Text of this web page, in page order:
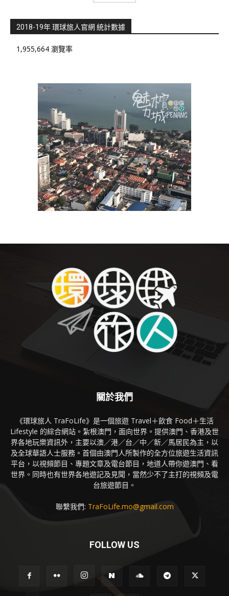
2018-19年 環球旅人官網 統計數據
1,955,664 瀏覽率
關於我們
《環球旅人 TraFoLife》是一個旅遊 Travel＋飲食 Food＋生活
Lifestyle 的綜合網站。紮根澳門，面向世界。提供澳門、香港及世
界各地玩樂資訊外，主要以澳／港／台／中／新／馬居民為主，以
及全球華語人士服務。首個由澳門人所製作的全方位旅遊生活資訊
平台，以視頻節目、專題文章及電台節目，地道人帶你遊澳門、看
世界。同時也有世界各地遊記及見聞，當然少不了主打的視頻及電
台旅遊節目。
聯繫我們: TraFoLife.mo@gmail.com
FOLLOW US